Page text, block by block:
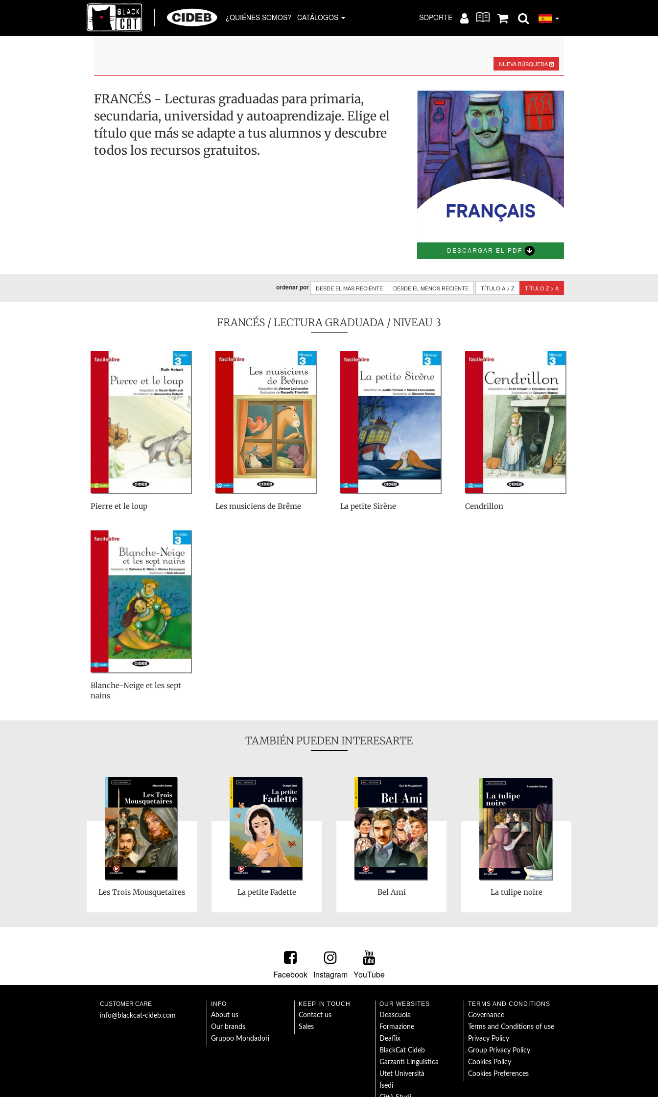
¿QUIÉNES SOMOS? CATÁLOGOS SOPORTE
NUEVA BÚSQUEDA
FRANCÉS - Lecturas graduadas para primaria,
secundaria, universidad y autoaprendizaje. Elige el
título que más se adapte a tus alumnos y descubre
todos los recursos gratuitos.
DESCARGAR EL PDF
ordenar por DESDE EL MÁS RECIENTE DESDE EL MENOS RECIENTE TÍTULO A > Z TÍTULO Z > A
FRANCÉS / LECTURA GRADUADA / NIVEAU 3
Pierre et le loup Les musiciens de Brême La petite Sirène Cendrillon
Blanche-Neige et les sept
nains
TAMBIÉN PUEDEN INTERESARTE
Les Trois Mousquetaires La petite Fadette Bel Ami La tulipe noire
Facebook Instagram YouTube